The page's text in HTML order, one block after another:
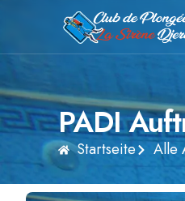
PADI
Startseite Alle